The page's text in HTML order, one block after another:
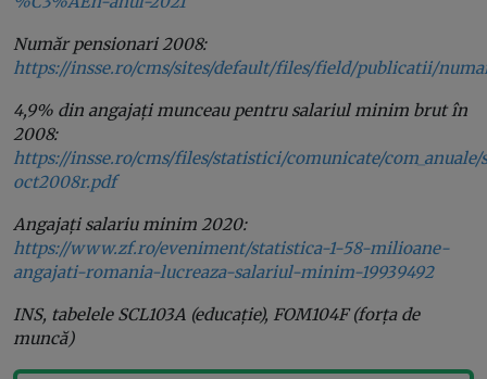
Număr pensionari 2008:
https://insse.ro/cms/sites/default/files/field/publicatii/
4,9% din angajați munceau pentru salariul minim brut în
2008:
https://insse.ro/cms/files/statistici/comunicate/
oct2008r.pdf
Angajați salariu minim 2020:
https://www.zf.ro/eveniment/statistica-1-58-milioane-
angajati-romania-lucreaza-salariul-minim-19939492
INS, tabelele SCL103A (educație), FOM104F (forța de
muncă)